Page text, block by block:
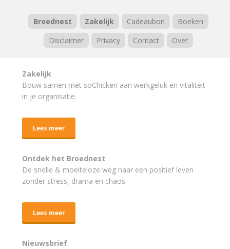
Broednest Zakelijk Cadeaubon
Boeken
Disclaimer
Privacy Contact Over
Zakelijk
Bouw samen met soChicken aan werkgeluk en vitaliteit
in je organisatie.
Lees meer
Ontdek het Broednest
De snelle & moeiteloze weg naar een positief leven
zonder stress, drama en chaos.
Lees meer
Nieuwsbrief